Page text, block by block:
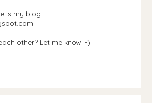
is my blog
other? Let me know :-)